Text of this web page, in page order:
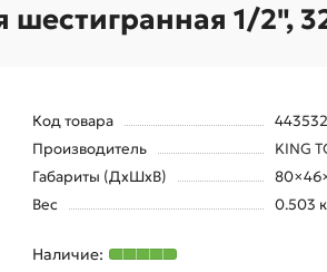
1/2",
Код товара
Производитель
KING
Габариты (ДхШхВ)
Вес
0.503